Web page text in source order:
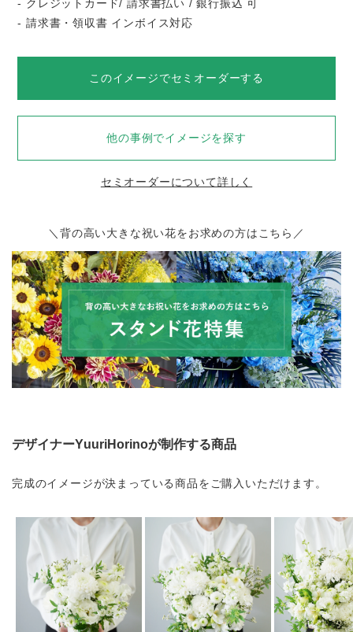
- クレジットカード/ 請求書払い / 銀行振込 可
- 請求書・領収書 インボイス対応
このイメージでセミオーダーする
他の事例でイメージを探す
セミオーダーについて詳しく
＼背の高い大きな祝い花をお求めの方はこちら／
デザイナーYuuriHorinoが制作する商品
完成のイメージが決まっている商品をご購入いただけます。